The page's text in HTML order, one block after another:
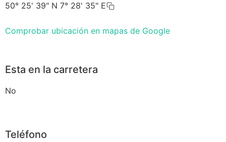
50° 25' 39" N 7° 28' 35" E
Comprobar ubicación en mapas de Google
Esta en la carretera
No
Teléfono